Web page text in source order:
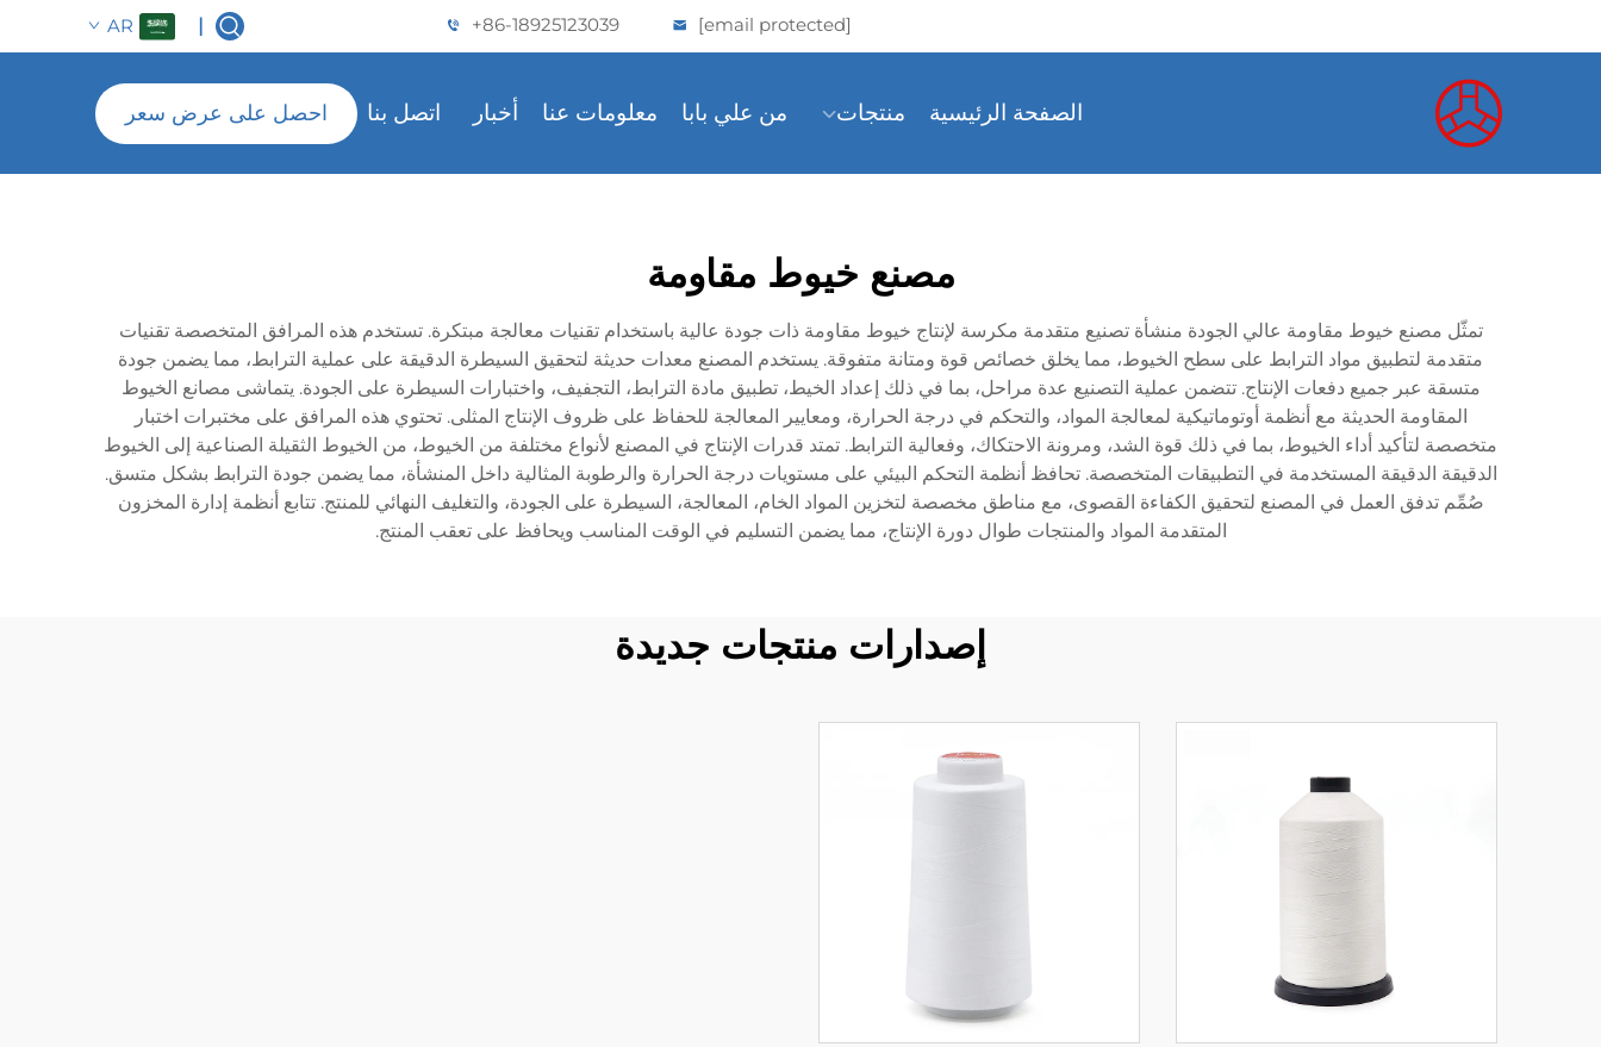
+86-18925123039 [email protected]
|
AR
الصفحة الرئيسية منتجات من علي بابا معلومات عنا أخبار اتصل بنا احصل على عرض سعر
مصنع خيوط مقاومة
تمثّل مصنع خيوط مقاومة عالي الجودة منشأة تصنيع متقدمة مكرسة لإنتاج خيوط مقاومة ذات جودة عالية باستخدام تقنيات معالجة مبتكرة. تستخدم هذه المرافق المتخصصة تقنيات
متقدمة لتطبيق مواد الترابط على سطح الخيوط، مما يخلق خصائص قوة ومتانة متفوقة. يستخدم المصنع معدات حديثة لتحقيق السيطرة الدقيقة على عملية الترابط، مما يضمن جودة
متسقة عبر جميع دفعات الإنتاج. تتضمن عملية التصنيع عدة مراحل، بما في ذلك إعداد الخيط، تطبيق مادة الترابط، التجفيف، واختبارات السيطرة على الجودة. يتماشى مصانع الخيوط
المقاومة الحديثة مع أنظمة أوتوماتيكية لمعالجة المواد، والتحكم في درجة الحرارة، ومعايير المعالجة للحفاظ على ظروف الإنتاج المثلى. تحتوي هذه المرافق على مختبرات اختبار
متخصصة لتأكيد أداء الخيوط، بما في ذلك قوة الشد، ومرونة الاحتكاك، وفعالية الترابط. تمتد قدرات الإنتاج في المصنع لأنواع مختلفة من الخيوط، من الخيوط الثقيلة الصناعية إلى الخيوط
الدقيقة الدقيقة المستخدمة في التطبيقات المتخصصة. تحافظ أنظمة التحكم البيئي على مستويات درجة الحرارة والرطوبة المثالية داخل المنشأة، مما يضمن جودة الترابط بشكل متسق.
صُمِّم تدفق العمل في المصنع لتحقيق الكفاءة القصوى، مع مناطق مخصصة لتخزين المواد الخام، المعالجة، السيطرة على الجودة، والتغليف النهائي للمنتج. تتابع أنظمة إدارة المخزون
المتقدمة المواد والمنتجات طوال دورة الإنتاج، مما يضمن التسليم في الوقت المناسب ويحافظ على تعقب المنتج.
إصدارات منتجات جديدة